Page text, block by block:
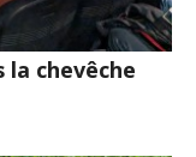
chevêche